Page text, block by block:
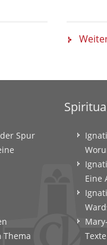
Spur
Thema
Eine